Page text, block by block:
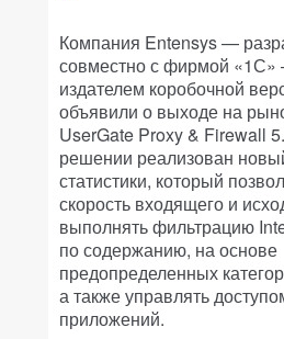
Компания Entensys —
совместно с фирмой
издателем коробочной
объявили о выходе на
UserGate Proxy & Firewall
решении реализован
статистики, который
скорость входящего и
выполнять фильтрацию
по содержанию, на основе
предопределенных
а также управлять
приложений.